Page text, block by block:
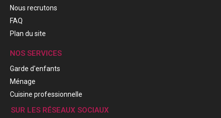
Nous recrutons
FAQ
Plan du site
NOS SERVICES
Garde d'enfants
Ménage
Cuisine professionnelle
SUR LES RÉSEAUX SOCIAUX